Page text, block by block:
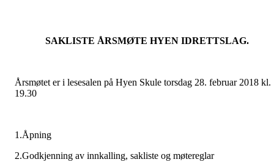
SAKLISTE ÅRSMØTE HYEN IDRETTSLAG.
Årsmøtet er i lesesalen på Hyen Skule torsdag 28. februar 2018 kl.
19.30
1.Åpning
2.Godkjenning av innkalling, sakliste og møtereglar